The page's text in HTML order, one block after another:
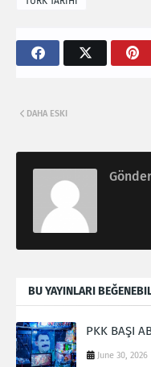
DAHA ESKI
BU YAYINLARI
PKK BAŞI
June 30, 2026